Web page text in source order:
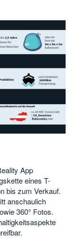
App
eines T-
bis zum Verkauf.
anschaulich
360° Fotos.